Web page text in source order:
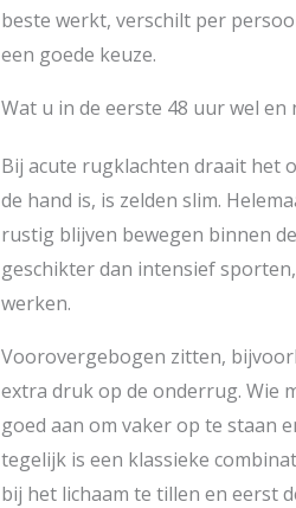
beste werkt, verschilt per
een goede keuze.
Wat u in de eerste 48 uur wel en
Bij acute rugklachten draait het
de hand is, is zelden slim.
rustig blijven bewegen binnen
geschikter dan intensief
werken.
Voorovergebogen zitten,
extra druk op de onderrug. Wie
goed aan om vaker op te staan
tegelijk is een klassieke
bij het lichaam te tillen en eerst